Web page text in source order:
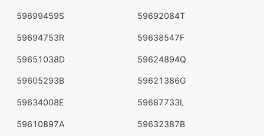
59699459S 59692084T
59694753R 59638547F
59651038D 59624894Q
59605293B 59621386G
59634008E 59687733L
59610897A 59632387B